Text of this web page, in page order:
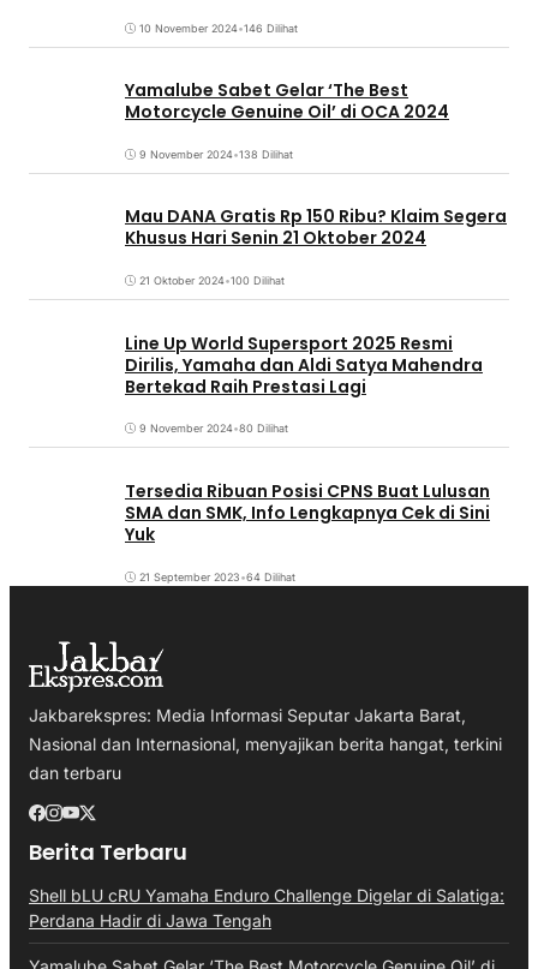
10 November 2024•146 Dilihat
Yamalube Sabet Gelar ‘The Best
Motorcycle Genuine Oil’ di OCA 2024
9 November 2024•138 Dilihat
Mau DANA Gratis Rp 150 Ribu? Klaim Segera
Khusus Hari Senin 21 Oktober 2024
21 Oktober 2024•100 Dilihat
Line Up World Supersport 2025 Resmi
Dirilis, Yamaha dan Aldi Satya Mahendra
Bertekad Raih Prestasi Lagi
9 November 2024•80 Dilihat
Tersedia Ribuan Posisi CPNS Buat Lulusan
SMA dan SMK, Info Lengkapnya Cek di Sini
Yuk
21 September 2023•64 Dilihat
Jakbarekspres: Media Informasi Seputar Jakarta Barat,
Nasional dan Internasional, menyajikan berita hangat, terkini
dan terbaru
Berita Terbaru
Shell bLU cRU Yamaha Enduro Challenge Digelar di Salatiga:
Perdana Hadir di Jawa Tengah